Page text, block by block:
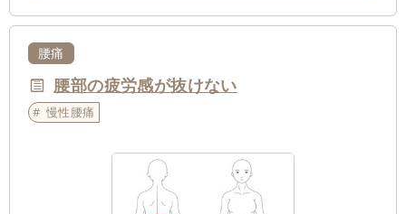
腰痛
腰部の疲労感が抜けない
慢性腰痛